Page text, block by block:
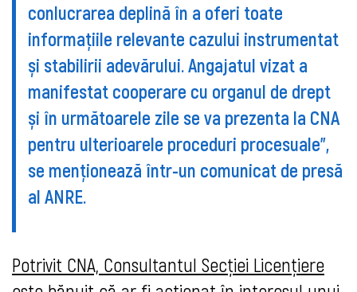
conlucrarea deplină în a oferi toate
informațiile relevante cazului instrumentat
și stabilirii adevărului. Angajatul vizat a
manifestat cooperare cu organul de drept
și în următoarele zile se va prezenta la CNA
pentru ulterioarele proceduri procesuale”,
se menționează într-un comunicat de presă
al ANRE.
Potrivit CNA, Consultantul Secției Licențiere